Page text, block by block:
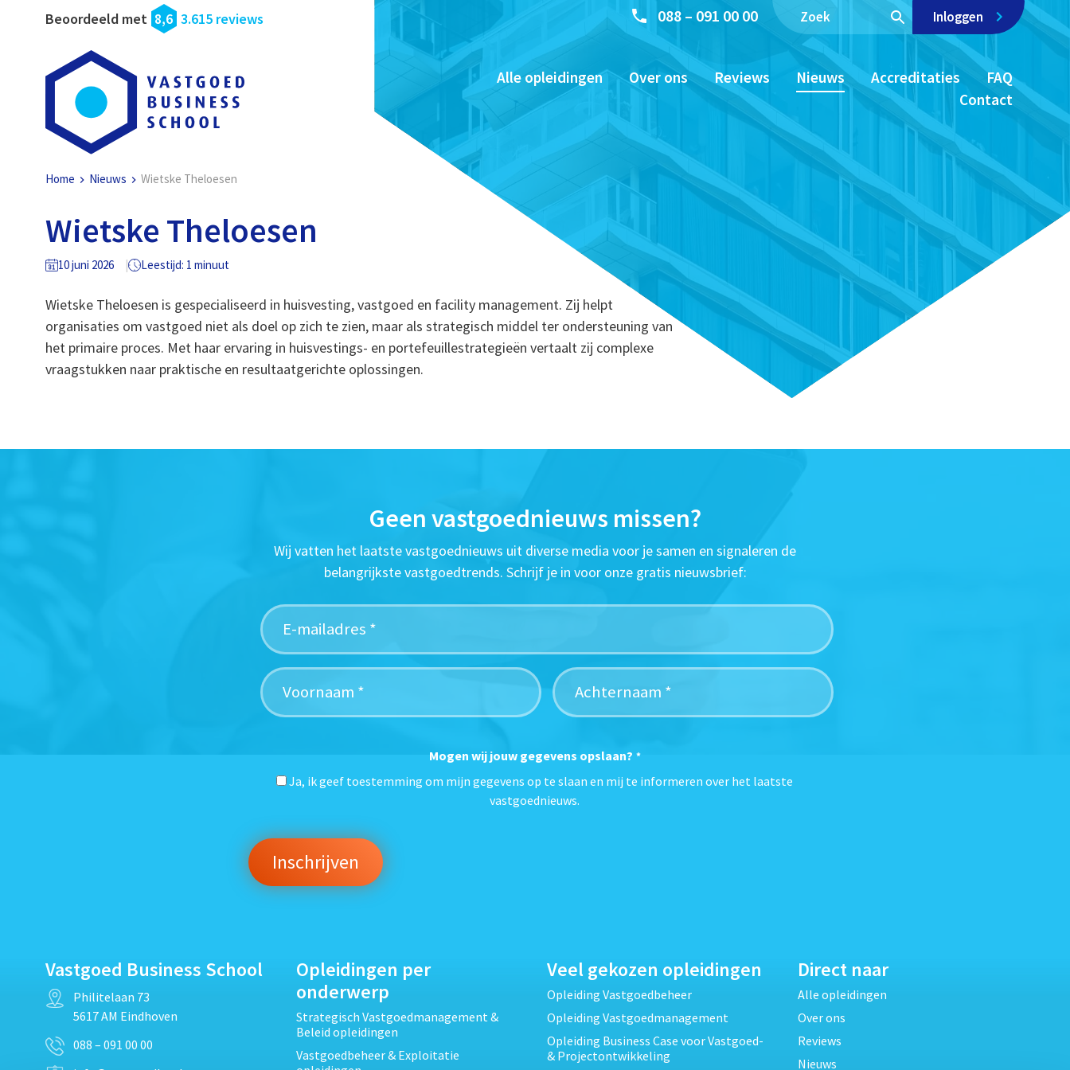
Beoordeeld met 8,6 3.615 reviews 088 – 091 00 00 Inloggen
Alle opleidingen Over ons Reviews Nieuws Accreditaties
FAQ
Contact
Home Nieuws Wietske Theloesen
Wietske Theloesen
10 juni 2026 Leestijd: 1 minuut
Wietske Theloesen is gespecialiseerd in huisvesting, vastgoed en facility management. Zij helpt
organisaties om vastgoed niet als doel op zich te zien, maar als strategisch middel ter ondersteuning van
het primaire proces. Met haar ervaring in huisvestings- en portefeuillestrategieën vertaalt zij complexe
vraagstukken naar praktische en resultaatgerichte oplossingen.
Geen vastgoednieuws missen?
Wij vatten het laatste vastgoednieuws uit diverse media voor je samen en signaleren de
belangrijkste vastgoedtrends. Schrijf je in voor onze gratis nieuwsbrief:
Mogen wij jouw gegevens opslaan? *
Ja, ik geef toestemming om mijn gegevens op te slaan en mij te informeren over het laatste
vastgoednieuws.
Vastgoed Business School
Philitelaan 73
5617 AM Eindhoven
088 – 091 00 00
Opleidingen per
onderwerp
Strategisch Vastgoedmanagement &
Beleid opleidingen
Vastgoedbeheer & Exploitatie
Veel gekozen opleidingen
Opleiding Vastgoedbeheer
Opleiding Vastgoedmanagement
Opleiding Business Case voor Vastgoed-
& Projectontwikkeling
Direct naar
Alle opleidingen
Over ons
Reviews
Nieuws